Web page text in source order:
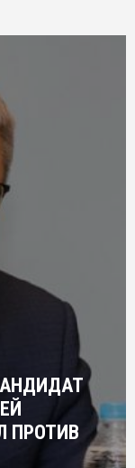
ПРОТИВ